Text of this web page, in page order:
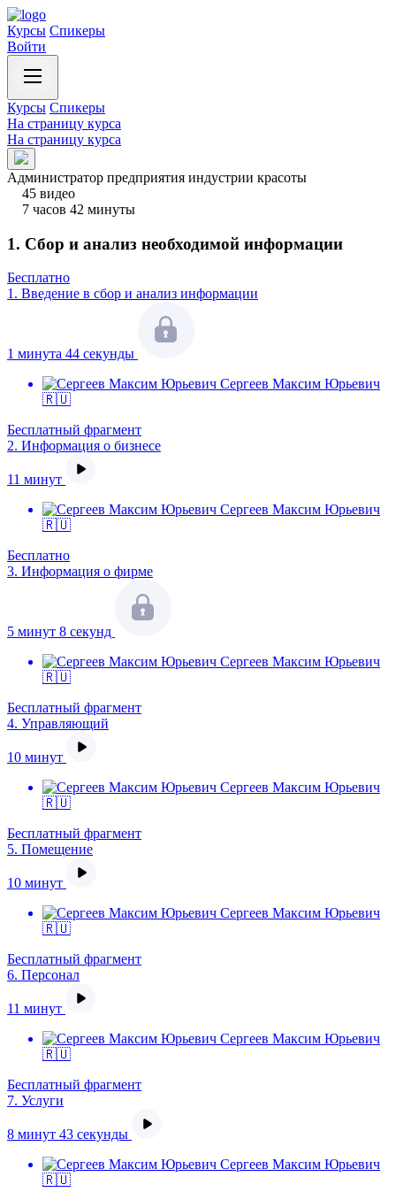
Курсы Спикеры
Войти
Курсы Спикеры
На страницу курса
На страницу курса
Администратор предприятия индустрии красоты
45 видео
7 часов 42 минуты
1. Сбор и анализ необходимой информации
Бесплатно
1. Введение в сбор и анализ информации
1 минута 44 секунды
Сергеев Максим Юрьевич
🇷🇺
Бесплатный фрагмент
2. Информация о бизнесе
11 минут
Сергеев Максим Юрьевич
🇷🇺
Бесплатно
3. Информация о фирме
5 минут 8 секунд
Сергеев Максим Юрьевич
🇷🇺
Бесплатный фрагмент
4. Управляющий
10 минут
Сергеев Максим Юрьевич
🇷🇺
Бесплатный фрагмент
5. Помещение
10 минут
Сергеев Максим Юрьевич
🇷🇺
Бесплатный фрагмент
6. Персонал
11 минут
Сергеев Максим Юрьевич
🇷🇺
Бесплатный фрагмент
7. Услуги
8 минут 43 секунды
Сергеев Максим Юрьевич
🇷🇺